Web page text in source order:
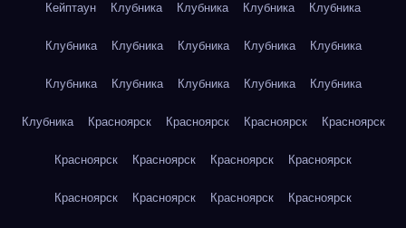
Кейптаун Клубника Клубника Клубника Клубника
Клубника Клубника Клубника Клубника Клубника
Клубника Клубника Клубника Клубника Клубника
Клубника Красноярск Красноярск Красноярск Красноярск
Красноярск Красноярск Красноярск Красноярск
Красноярск Красноярск Красноярск Красноярск